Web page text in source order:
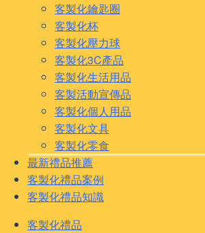
客製化鑰匙圈
客製化杯
客製化壓力球
客製化3C產品
客製化生活用品
客製活動宣傳品
客製化個人用品
客製化文具
客製化零食
最新禮品推薦
客製化禮品案例
客製化禮品知識
客製化禮品